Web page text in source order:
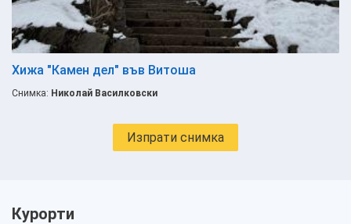
Хижа "Камен дел" във Витоша
Снимка: Николай Василковски
Изпрати снимка
Курорти